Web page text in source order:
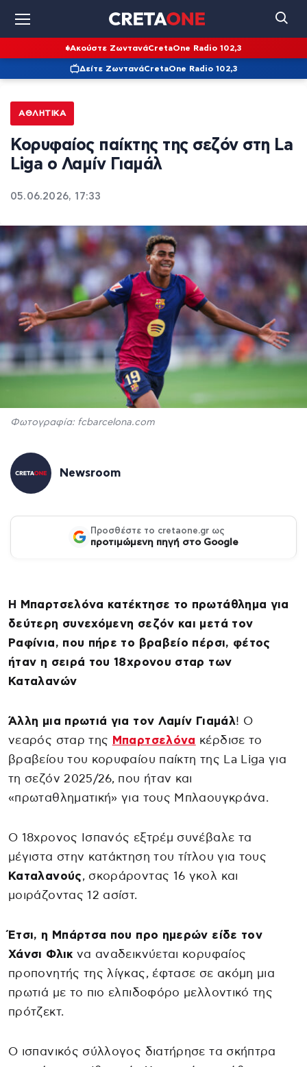
Ακούστε ΖωντανάCretaOne Radio 102,3
Δείτε ΖωντανάCretaOne Radio 102,3
ΑΘΛΗΤΙΚΆ
Κορυφαίος παίκτης της σεζόν στη La
Liga ο Λαμίν Γιαμάλ
05.06.2026, 17:33
Φωτογραφία: fcbarcelona.com
Newsroom
Προσθέστε το cretaone.gr ως
προτιμώμενη πηγή στο Google
Η Μπαρτσελόνα κατέκτησε το πρωτάθλημα για
δεύτερη συνεχόμενη σεζόν και μετά τον
Ραφίνια, που πήρε το βραβείο πέρσι, φέτος
ήταν η σειρά του 18χρονου σταρ των
Καταλανών
Άλλη μια πρωτιά για τον Λαμίν Γιαμάλ! Ο
νεαρός σταρ της Μπαρτσελόνα κέρδισε το
βραβείου του κορυφαίου παίκτη της La Liga για
τη σεζόν 2025/26, που ήταν και
«πρωταθληματική» για τους Μπλαουγκράνα.
Ο 18χρονος Ισπανός εξτρέμ συνέβαλε τα
μέγιστα στην κατάκτηση του τίτλου για τους
Καταλανούς, σκοράροντας 16 γκολ και
μοιράζοντας 12 ασίστ.
Έτσι, η Μπάρτσα που προ ημερών είδε τον
Χάνσι Φλικ να αναδεικνύεται κορυφαίος
προπονητής της λίγκας, έφτασε σε ακόμη μια
πρωτιά με το πιο ελπιδοφόρο μελλοντικό της
πρότζεκτ.
Ο ισπανικός σύλλογος διατήρησε τα σκήπτρα